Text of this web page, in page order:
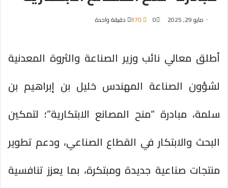
مايو 29, 2025 0 دقيقة واحدة
أطلق معالي نائب وزير الصناعة والثروة المعدنية
لشؤون الصناعة المهندس خليل بن إبراهيم بن
سلمة، مبادرة “منح المصانع الابتكارية”؛ لتمكين
البحث والابتكار في القطاع الصناعي، ودعم تطوير
منتجات صناعية جديدة ومبتكرة، بما يعزز تنافسية